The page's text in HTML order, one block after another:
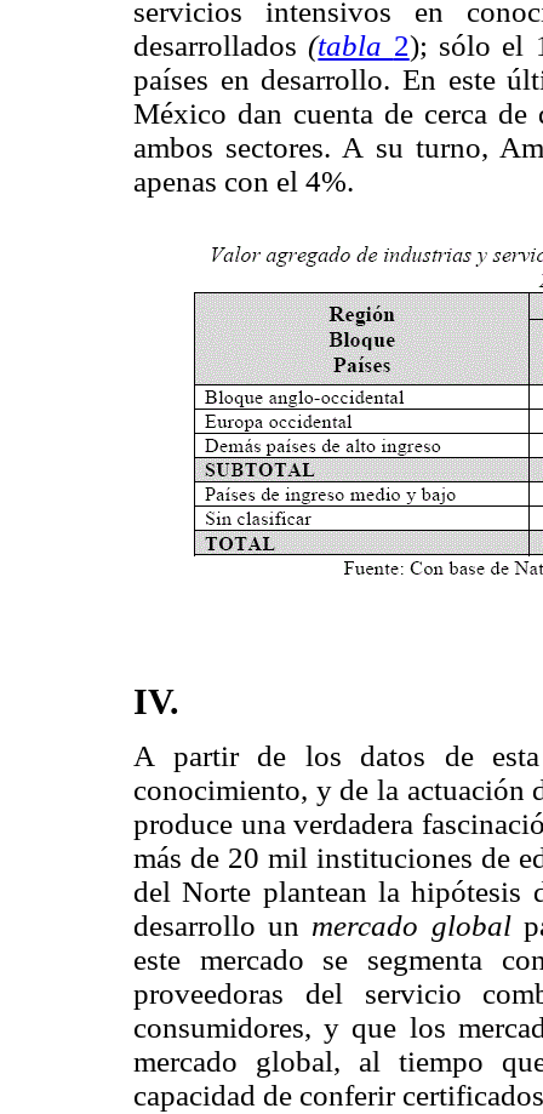
servicios intensivos en
desarrollados(tabla 2); sólo el
países en desarrollo. En este
México dan cuenta de cerca de
ambos sectores. A su turno,
apenas con el 4%.
IV.
A partir de los datos de esta
conocimiento, y de la actuación
produce una verdadera
más de 20 mil instituciones de
del Norte plantean la hipótesis
desarrollo un mercado global
este mercado se segmenta
proveedoras del servicio
consumidores, y que los
mercado global, al tiempo
capacidad de conferir